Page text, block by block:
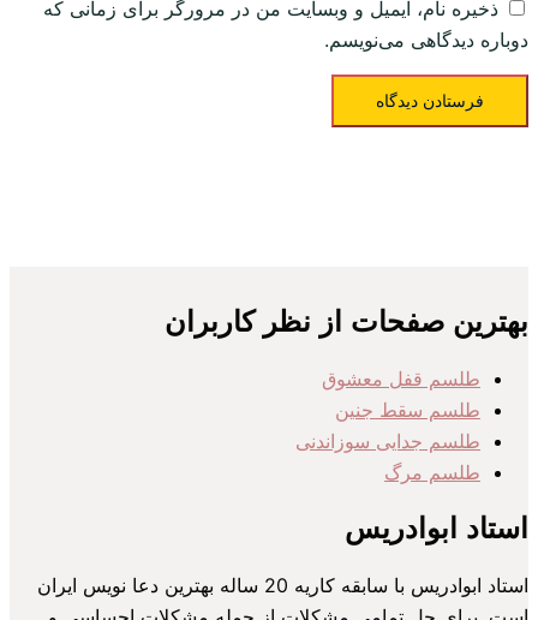
ذخیره نام، ایمیل و وبسایت من در مرورگر برای زمانی که
دوباره دیدگاهی می‌نویسم.
بهترین صفحات از نظر کاربران
طلسم قفل معشوق
طلسم سقط جنین
طلسم جدایی سوزاندنی
طلسم مرگ
استاد ابوادریس
استاد ابوادریس با سابقه کاریه 20 ساله بهترین دعا نویس ایران